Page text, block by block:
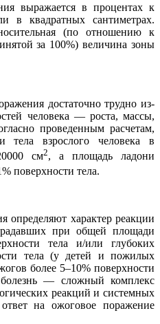
выражается в процентах к
в квадратных сантиметрах.
(по отношению к
за 100%) величина зоны
достаточно трудно из-
человека ― роста, массы,
проведенным расчетам,
тела взрослого человека в
см2, а площадь ладони
поверхности тела.
определяют характер реакции
при общей площади
тела и/или глубоких
тела (у детей и пожилых
более 5–10% поверхности
болезнь ― сложный комплекс
реакций и системных
на ожоговое поражение